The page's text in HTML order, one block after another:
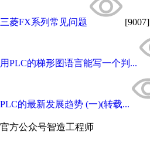
三菱FX系列常见问题 [9007]
用PLC的梯形图语言能写一个判...
PLC的最新发展趋势 (一)(转载...
官方公众号智造工程师